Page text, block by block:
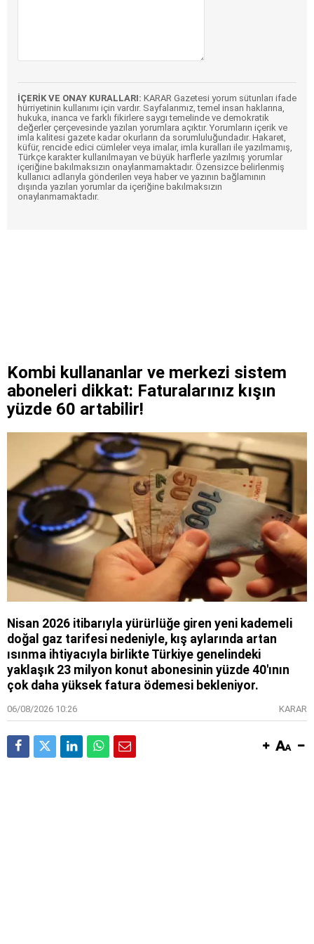
İÇERİK VE ONAY KURALLARI: KARAR Gazetesi yorum sütunları ifade
hürriyetinin kullanımı için vardır. Sayfalarımız, temel insan haklarına,
hukuka, inanca ve farklı fikirlere saygı temelinde ve demokratik
değerler çerçevesinde yazılan yorumlara açıktır. Yorumların içerik ve
imla kalitesi gazete kadar okurların da sorumluluğundadır. Hakaret,
küfür, rencide edici cümleler veya imalar, imla kuralları ile yazılmamış,
Türkçe karakter kullanılmayan ve büyük harflerle yazılmış yorumlar
içeriğine bakılmaksızın onaylanmamaktadır. Özensizce belirlenmiş
kullanıcı adlarıyla gönderilen veya haber ve yazının bağlamının
dışında yazılan yorumlar da içeriğine bakılmaksızın
onaylanmamaktadır.
Kombi kullananlar ve merkezi sistem
aboneleri dikkat: Faturalarınız kışın
yüzde 60 artabilir!
Nisan 2026 itibarıyla yürürlüğe giren yeni kademeli
doğal gaz tarifesi nedeniyle, kış aylarında artan
ısınma ihtiyacıyla birlikte Türkiye genelindeki
yaklaşık 23 milyon konut abonesinin yüzde 40'ının
çok daha yüksek fatura ödemesi bekleniyor.
06/08/2026 10:26 KARAR